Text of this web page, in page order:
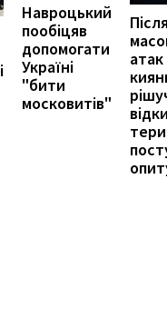
Навроцький
пообіцяв
допомогати
Україні
"бити
московитів"